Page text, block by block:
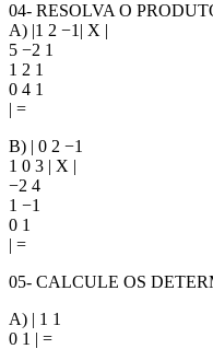
04- RESOLVA O
A) |1 2 −1| X |
5 −2 1
1 2 1
0 4 1
| =
B) | 0 2 −1
1 0 3 | X |
−2 4
1 −1
0 1
| =
05- CALCULE OS
A) | 1 1
0 1 | =